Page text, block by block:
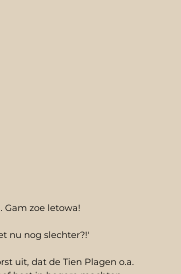
Gam zoe letowa!
nu nog slechter?!'
uit, dat de Tien Plagen o.a.